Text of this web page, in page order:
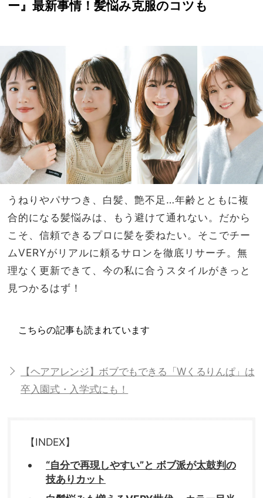
【極
旅】
を
で“
ふっ
く
ら”
メイ
ク
ー』最新事情！髪悩み克服のコツも
うねりやパサつき、白髪、艶不足…年齢とともに複
合的になる髪悩みは、もう避けて通れない。だから
こそ、信頼できるプロに髪を委ねたい。そこでチー
ムVERYがリアルに頼るサロンを徹底リサーチ。無
理なく更新できて、今の私に合うスタイルがきっと
見つかるはず！
こちらの記事も読まれています
【ヘアアレンジ】ボブでもできる「Wくるりんぱ」は
卒入園式・入学式にも！
【INDEX】
“自分で再現しやすい”と ボブ派が太鼓判の
技ありカット